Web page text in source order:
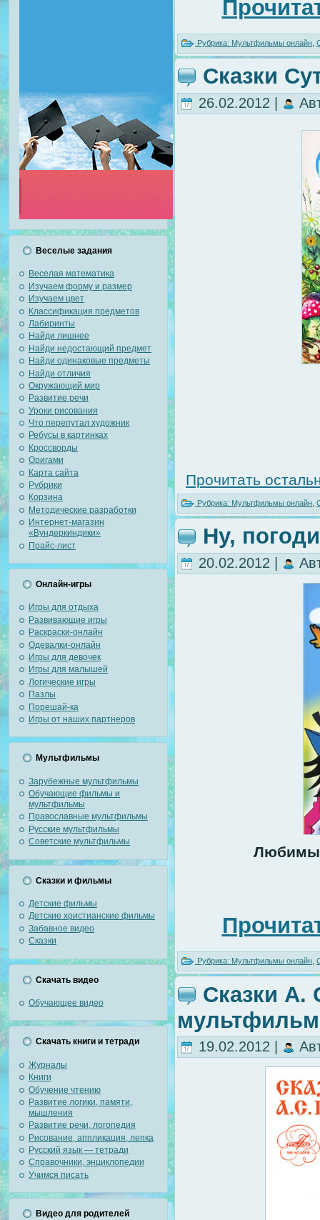
Веселые задания
Веселая математика
Изучаем форму и размер
Изучаем цвет
Классификация предметов
Лабиринты
Найди лишнее
Найди недостающий предмет
Найди одинаковые предметы
Найди отличия
Окружающий мир
Развитие речи
Уроки рисования
Что перепутал художник
Ребусы в картинках
Кроссворды
Оригами
Карта сайта
Рубрики
Корзина
Методические разработки
Интернет-магазин
«Вундеркиндики»
Прайс-лист
Онлайн-игры
Игры для отдыха
Развивающие игры
Раскраски-онлайн
Одевалки-онлайн
Игры для девочек
Игры для малышей
Логические игры
Пазлы
Порешай-ка
Игры от наших партнеров
Мультфильмы
Зарубежные мультфильмы
Обучающие фильмы и
мультфильмы
Православные мультфильмы
Русские мультфильмы
Советские мультфильмы
Сказки и фильмы
Детские фильмы
Детские христианские фильмы
Забавное видео
Сказки
Скачать видео
Обучающее видео
Скачать книги и тетради
Журналы
Книги
Обучение чтению
Развитие логики, памяти,
мышления
Развитие речи, логопедия
Рисование, аппликация, лепка
Русский язык — тетради
Справочники, энциклопедии
Учимся писать
Видео для родителей
Рубрика: Мультфильмы онлайн
Сказки
26.02.2012 |
Прочитать
Рубрика: Мультфильмы онлайн
Ну,
20.02.2012 |
Рубрика: Мультфильмы онлайн
Сказки А.
19.02.2012 |